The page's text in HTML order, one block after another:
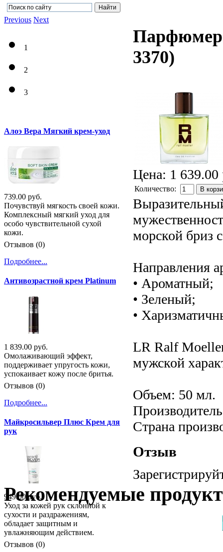
3370)
Цена: 1 639.00
Количество: В
морской бриз
Направления
• Ароматный;
• Зеленый;
•
LR Ralf
мужской
Объем: 50 мл.
Страна
Отзыв
Previous Next
1
2
3
Алоэ Вера Мягкий крем-уход
739.00 руб.
Почувствуй мягкость своей кожи.
Комплексный мягкий уход для
особо чувствительной сухой
кожи.
Отзывов (0)
Подробнее...
Антивозрастной крем Platinum
1 839.00 руб.
Омолаживающий эффект,
поддерживает упругость кожи,
успокаивает кожу после бритья.
Отзывов (0)
Подробнее...
Майкросильвер Плюс Крем для
рук
949.00 руб.
Уход за кожей рук склонной к
сухости и раздражениям,
обладает защитным и
увлажняющим действием.
Отзывов (0)
Рекомендуемые